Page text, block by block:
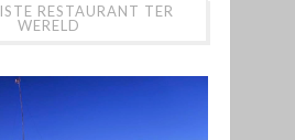
RESTAURANT TER
WERELD